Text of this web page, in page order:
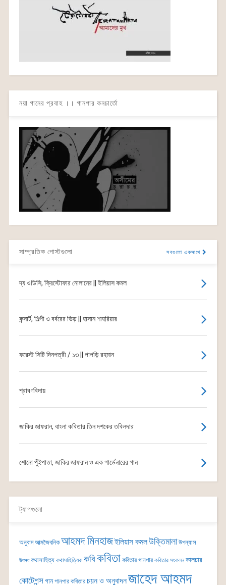
নয়া গানের প্রবাহ ।। গানপার কনচার্তো
সাম্প্রতিক পোস্টগুলো সবগুলো একসাথে
দ্য ওডিসি, ক্রিস্টোফার নোলানের || ইলিয়াস কমল
কন্সার্ট, শিল্পী ও বর্বরের ভিড় || হাসান শাহরিয়ার
ফরেস্ট সিটি দিনপত্রী / ১৩ || পাপড়ি রহমান
শ্রাবণবিদায়
জাকির জাফরান, বাংলা কবিতার তিন দশকের তবিলদার
শোনো পুঁইপাতা, জাকির জাফরান ও এক গার্ডেনারের গান
ট্যাগগুলো
অনুবাদ আত্মজৈবনিক আহমদ মিনহাজইলিয়াস কমলউক্তিমালা উপন্যাস
উৎসব কথাসাহিত্য কথাসাহিত্যিক কবিকবিতা কবিতার গানপার কবিতার সংকলন কালচার
কোটেশন্সগান গানপার কবিতার চয়ন ও অনুবাদনজাহেদ আহমদ